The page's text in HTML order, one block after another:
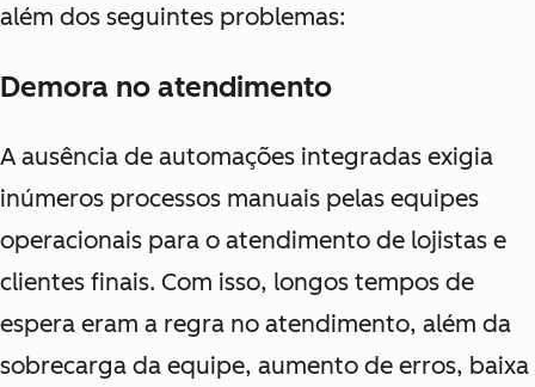
além dos seguintes problemas:
Demora no atendimento
A ausência de automações integradas exigia
inúmeros processos manuais pelas equipes
operacionais para o atendimento de lojistas e
clientes finais. Com isso, longos tempos de
espera eram a regra no atendimento, além da
sobrecarga da equipe, aumento de erros, baixa